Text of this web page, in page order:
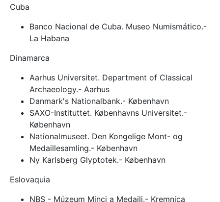
Cuba
Banco Nacional de Cuba. Museo Numismático.-
La Habana
Dinamarca
Aarhus Universitet. Department of Classical
Archaeology.- Aarhus
Danmark's Nationalbank.- København
SAXO-Instituttet. Københavns Universitet.-
København
Nationalmuseet. Den Kongelige Mont- og
Medaillesamling.- København
Ny Karlsberg Glyptotek.- København
Eslovaquia
NBS - Múzeum Minci a Medaili.- Kremnica